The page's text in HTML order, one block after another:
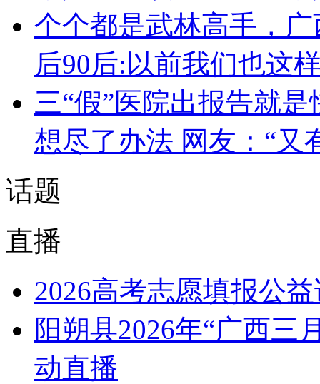
个个都是武林高手，
后90后:以前我们也这
三“假”医院出报告就
想尽了办法 网友：“又
话题
直播
2026高考志愿填报公
阳朔县2026年“广西三
动直播